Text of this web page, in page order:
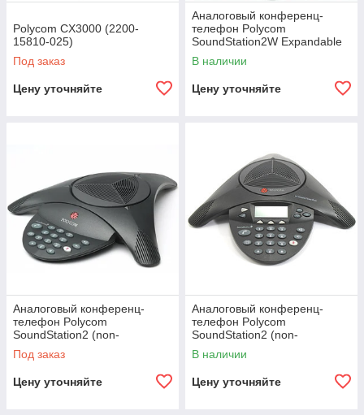
Polycom CX3000 (2200-
15810-025)
Под заказ
Цену уточняйте
Аналоговый конференц-
телефон Polycom
SoundStation2W Expandable
(2200-07800-122)
В наличии
Цену уточняйте
Аналоговый конференц-
телефон Polycom
SoundStation2 (non-
expandable & without display)
Под заказ
Цену уточняйте
Аналоговый конференц-
телефон Polycom
SoundStation2 (non-
expandable, w/display)
В наличии
Цену уточняйте